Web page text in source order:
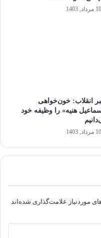
10 مرداد, 1403
انقلاب: خون‌خواهی
هنیه» را وظیفه خود
10 مرداد, 1403
موردنیاز علامت‌گذاری شده‌اند